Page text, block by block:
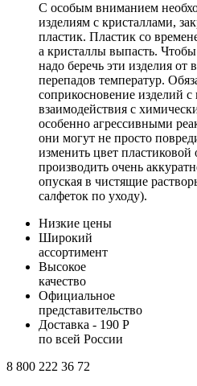
С особым вниманием
изделиям с кристаллами,
пластик. Пластик со
а кристаллы выпасть. Чтобы
надо беречь эти изделия от
перепадов температур.
соприкосновение изделий с
взаимодействия с
особенно агрессивными
они могут не просто
изменить цвет
производить очень
опуская в чистящие
салфеток по уходу).
Низкие цены
Широкий
ассортимент
Высокое
качество
Официальное
представительство
Доставка - 190 Р
по всей России
8 800 222 36 72